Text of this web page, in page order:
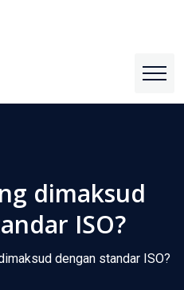
dimaksud
ISO?
dengan standar ISO?